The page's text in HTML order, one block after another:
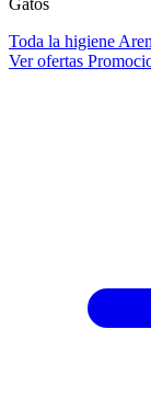
Gatos
Toda la higiene
Ver ofertas